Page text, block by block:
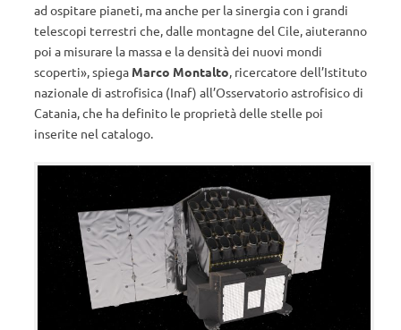
ad ospitare pianeti, ma anche per la sinergia con i grandi
telescopi terrestri che, dalle montagne del Cile, aiuteranno
poi a misurare la massa e la densità dei nuovi mondi
scoperti», spiega Marco Montalto, ricercatore dell’Istituto
nazionale di astrofisica (Inaf) all’Osservatorio astrofisico di
Catania, che ha definito le proprietà delle stelle poi
inserite nel catalogo.